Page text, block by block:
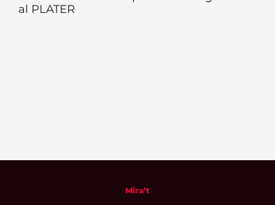
al PLATER
Mira’t